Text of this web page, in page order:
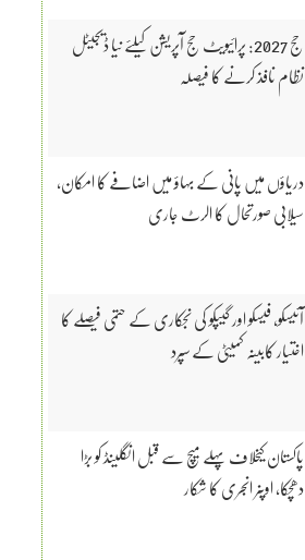
حج 2027: پرائیویٹ حج آپریشن کیلئے نیا ڈیجیٹل
نظام نافذ کرنے کا فیصلہ
دریاؤں میں پانی کے بہاؤ میں اضافے کا امکان،
سیلابی صورتحال کا الرٹ جاری
آئیسکو، فیسکو اور گیپکو کی نجکاری کے حتمی فیصلے کا
اختیار کابینہ کمیٹی کے سپرد
پاکستان کیخلاف پہلے میچ سے قبل انگلینڈ کو بڑا
دھچکا، اوپنر انجری کا شکار